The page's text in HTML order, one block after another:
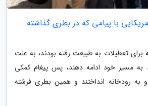
با پیامی که در بطری گذاشته
برای تعطیلات به طبیعت رفته بودند، به علت
به مسیر خود ادامه دهند، پس پیغام کمکی
به رودخانه انداختند و همین بطری فرشته